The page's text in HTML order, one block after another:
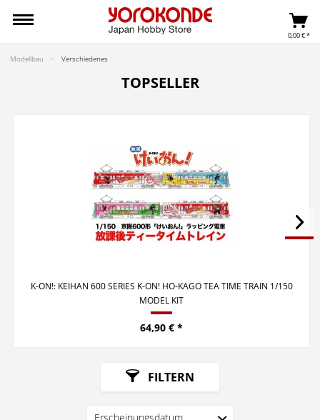
0,00 € *
Modellbau Verschiedenes
TOPSELLER
K-ON!: KEIHAN 600 SERIES K-ON! HO-KAGO TEA TIME TRAIN 1/150
MODEL KIT
64,90 € *
FILTERN